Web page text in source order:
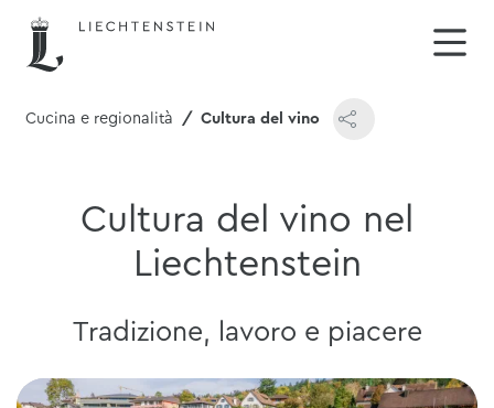
Cucina e regionalità Cultura del vino
Cultura del vino nel
Liechtenstein
Tradizione, lavoro e piacere